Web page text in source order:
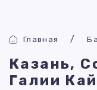
Главная
Казань,
Галии